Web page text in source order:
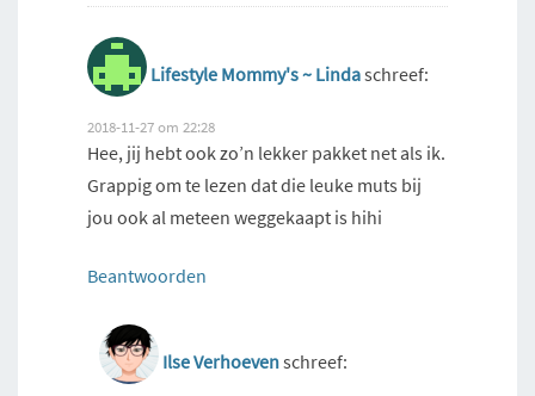
Lifestyle Mommy's ~ Lindaschreef:
2018-11-27 om 22:28
Hee, jij hebt ook zo’n lekker pakket net als ik.
Grappig om te lezen dat die leuke muts bij
jou ook al meteen weggekaapt is hihi
Beantwoorden
Ilse Verhoevenschreef: